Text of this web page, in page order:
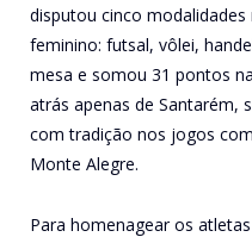
disputou cinco
feminino: futsal, vôlei,
mesa e somou 31 pontos
atrás apenas de Santarém,
com tradição nos jogos
Monte Alegre.
Para homenagear os